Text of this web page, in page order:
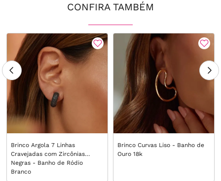
CONFIRA TAMBÉM
Brinco Argola 7 Linhas
Cravejadas com Zircônias
Negras - Banho de Ródio
Branco
Brinco Curvas Liso - Banho de
Ouro 18k